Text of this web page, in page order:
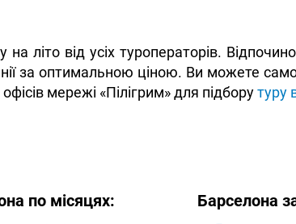
літо від усіх туроператорів.
за оптимальною ціною. Ви можете
мережі «Пілігрим» для підборутуру
по місяцях: Барселона